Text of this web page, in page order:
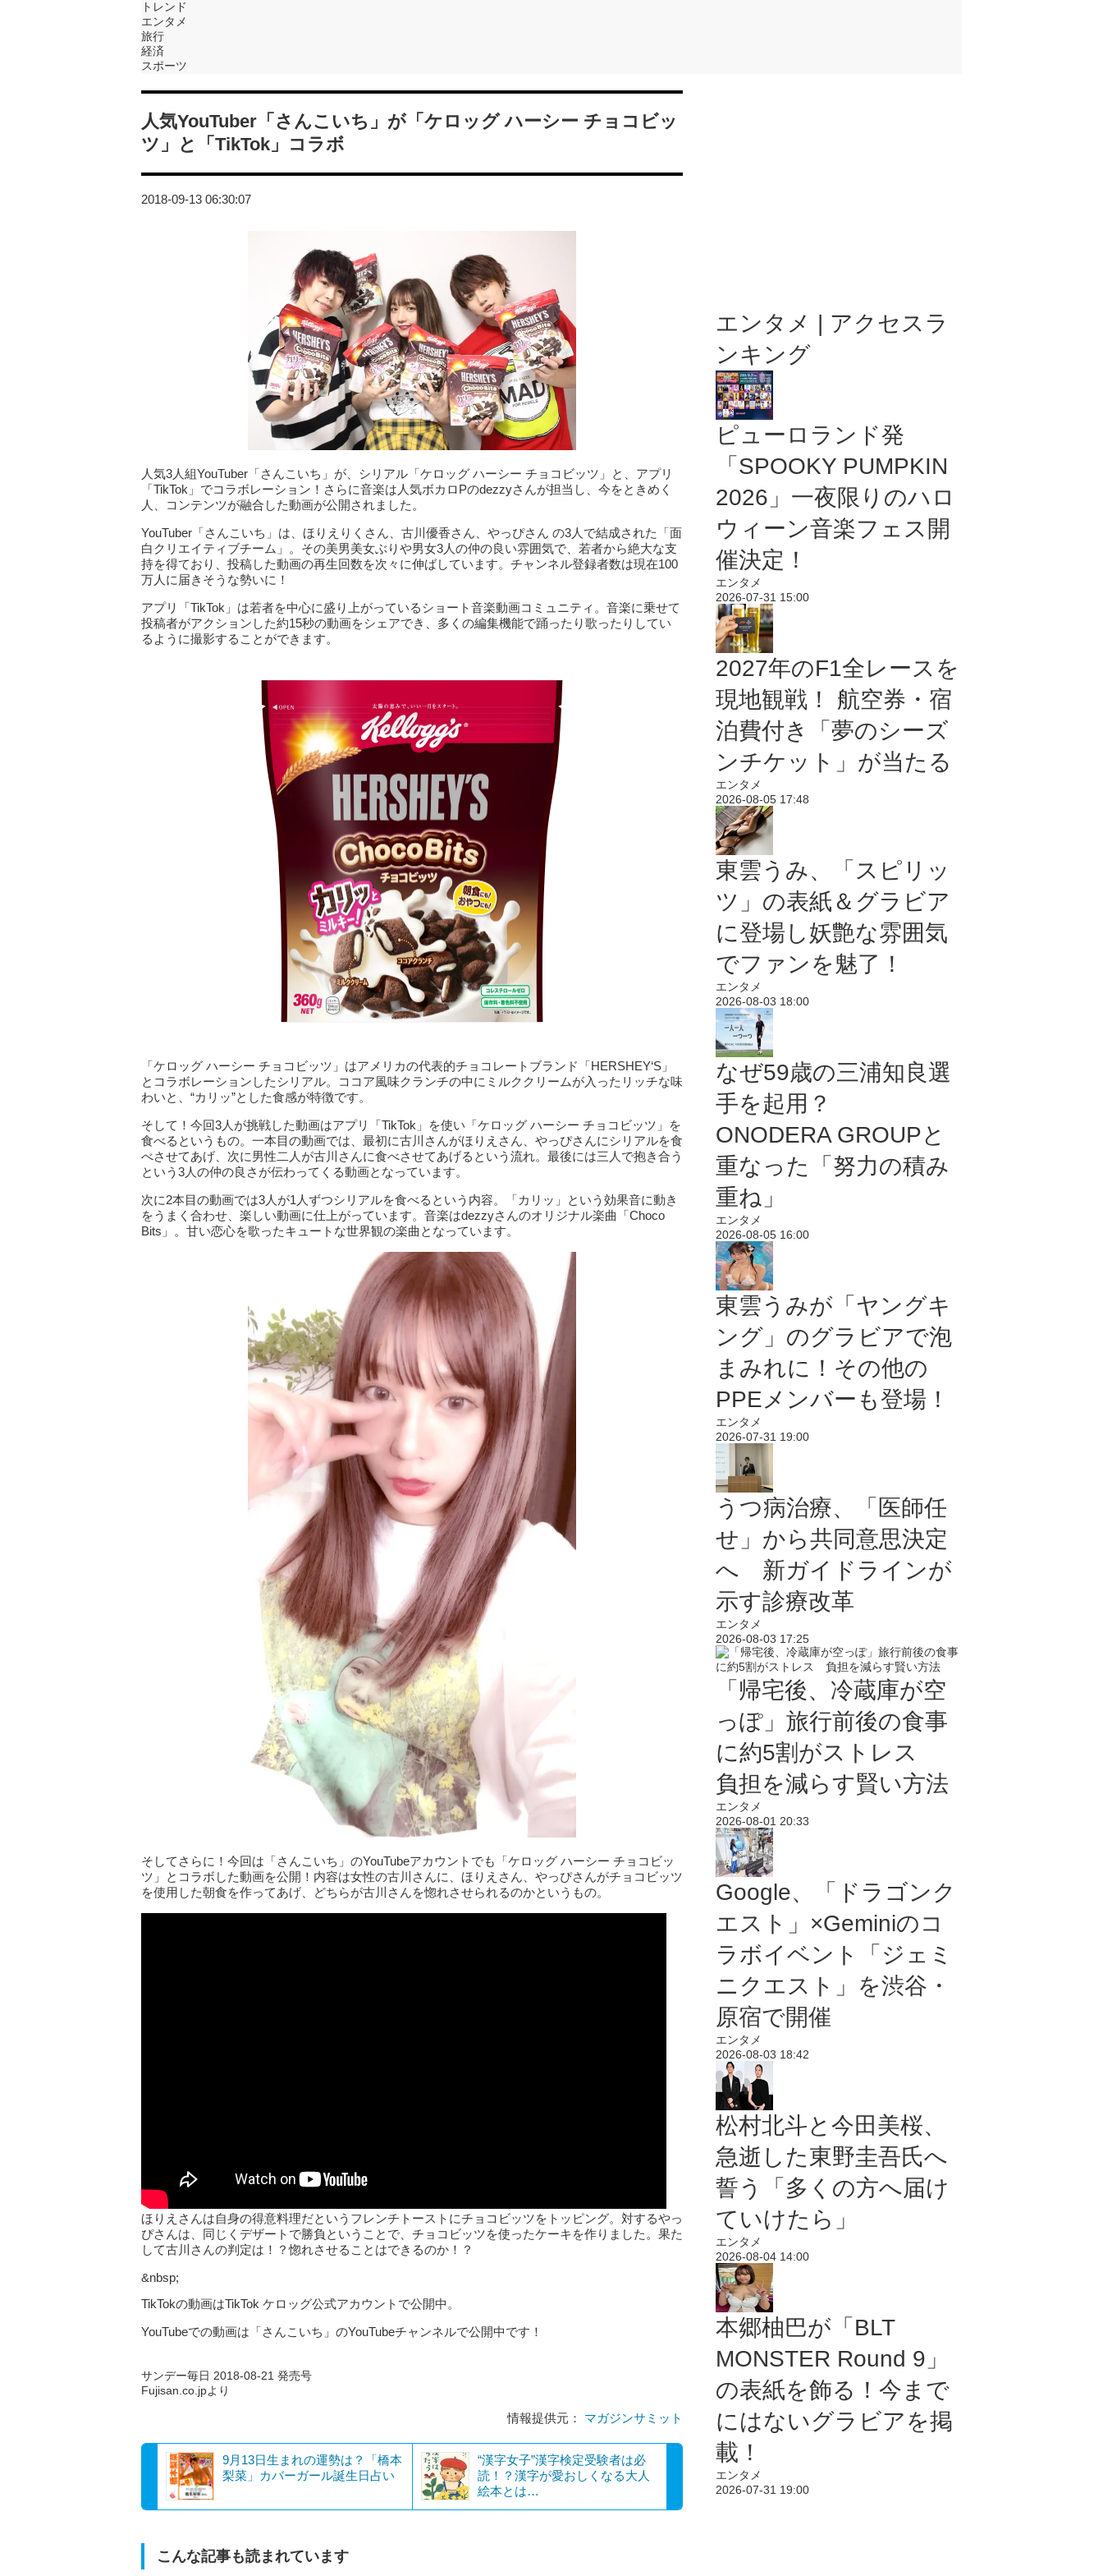
トレンド
エンタメ
旅行
経済
スポーツ
人気YouTuber「さんこいち」が「ケロッグ ハーシー チョコビッ
ツ」と「TikTok」コラボ
2018-09-13 06:30:07
人気3人組YouTuber「さんこいち」が、シリアル「ケロッグ ハーシー チョコビッツ」と、アプリ
「TikTok」でコラボレーション！さらに音楽は人気ボカロPのdezzyさんが担当し、今をときめく
人、コンテンツが融合した動画が公開されました。
YouTuber「さんこいち」は、ほりえりくさん、古川優香さん、やっぴさん の3人で結成された「面
白クリエイティブチーム」。その美男美女ぶりや男女3人の仲の良い雰囲気で、若者から絶大な支
持を得ており、投稿した動画の再生回数を次々に伸ばしています。チャンネル登録者数は現在100
万人に届きそうな勢いに！
アプリ「TikTok」は若者を中心に盛り上がっているショート音楽動画コミュニティ。音楽に乗せて
投稿者がアクションした約15秒の動画をシェアでき、多くの編集機能で踊ったり歌ったりしてい
るように撮影することができます。
「ケロッグ ハーシー チョコビッツ」はアメリカの代表的チョコレートブランド「HERSHEY‘S」
とコラボレーションしたシリアル。ココア風味クランチの中にミルククリームが入ったリッチな味
わいと、“カリッ”とした食感が特徴です。
そして！今回3人が挑戦した動画はアプリ「TikTok」を使い「ケロッグ ハーシー チョコビッツ」を
食べるというもの。一本目の動画では、最初に古川さんがほりえさん、やっぴさんにシリアルを食
べさせてあげ、次に男性二人が古川さんに食べさせてあげるという流れ。最後には三人で抱き合う
という3人の仲の良さが伝わってくる動画となっています。
次に2本目の動画では3人が1人ずつシリアルを食べるという内容。「カリッ」という効果音に動き
をうまく合わせ、楽しい動画に仕上がっています。音楽はdezzyさんのオリジナル楽曲「Choco
Bits」。甘い恋心を歌ったキュートな世界観の楽曲となっています。
そしてさらに！今回は「さんこいち」のYouTubeアカウントでも「ケロッグ ハーシー チョコビッ
ツ」とコラボした動画を公開！内容は女性の古川さんに、ほりえさん、やっぴさんがチョコビッツ
を使用した朝食を作ってあげ、どちらが古川さんを惚れさせられるのかというもの。
ほりえさんは自身の得意料理だというフレンチトーストにチョコビッツをトッピング。対するやっ
ぴさんは、同じくデザートで勝負ということで、チョコビッツを使ったケーキを作りました。果た
して古川さんの判定は！？惚れさせることはできるのか！？
&nbsp;
TikTokの動画はTikTok ケロッグ公式アカウントで公開中。
YouTubeでの動画は「さんこいち」のYouTubeチャンネルで公開中です！
サンデー毎日 2018-08-21 発売号
Fujisan.co.jpより
情報提供元： マガジンサミット
9月13日生まれの運勢は？「橋本
梨菜」カバーガール誕生日占い
“漢字女子”漢字検定受験者は必
読！？漢字が愛おしくなる大人
絵本とは…
こんな記事も読まれています
エンタメ | アクセスラ
ンキング
ピューロランド発
「SPOOKY PUMPKIN
2026」一夜限りのハロ
ウィーン音楽フェス開
催決定！
エンタメ
2026-07-31 15:00
2027年のF1全レースを
現地観戦！ 航空券・宿
泊費付き「夢のシーズ
ンチケット」が当たる
エンタメ
2026-08-05 17:48
東雲うみ、「スピリッ
ツ」の表紙＆グラビア
に登場し妖艶な雰囲気
でファンを魅了！
エンタメ
2026-08-03 18:00
なぜ59歳の三浦知良選
手を起用？
ONODERA GROUPと
重なった「努力の積み
重ね」
エンタメ
2026-08-05 16:00
東雲うみが「ヤングキ
ング」のグラビアで泡
まみれに！その他の
PPEメンバーも登場！
エンタメ
2026-07-31 19:00
うつ病治療、「医師任
せ」から共同意思決定
へ 新ガイドラインが
示す診療改革
エンタメ
2026-08-03 17:25
「帰宅後、冷蔵庫が空
っぽ」旅行前後の食事
に約5割がストレス
負担を減らす賢い方法
エンタメ
2026-08-01 20:33
Google、「ドラゴンク
エスト」×Geminiのコ
ラボイベント「ジェミ
ニクエスト」を渋谷・
原宿で開催
エンタメ
2026-08-03 18:42
松村北斗と今田美桜、
急逝した東野圭吾氏へ
誓う「多くの方へ届け
ていけたら」
エンタメ
2026-08-04 14:00
本郷柚巴が「BLT
MONSTER Round 9」
の表紙を飾る！今まで
にはないグラビアを掲
載！
エンタメ
2026-07-31 19:00